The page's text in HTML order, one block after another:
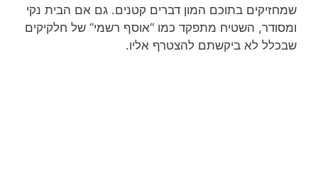
שמחזיקים בתוכם המון דברים קטנים. גם אם הבית נקי
ומסודר, השטיח מתפקד כמו “אוסף רשמי” של חלקיקים
שבכלל לא ביקשתם להצטרף אליו.